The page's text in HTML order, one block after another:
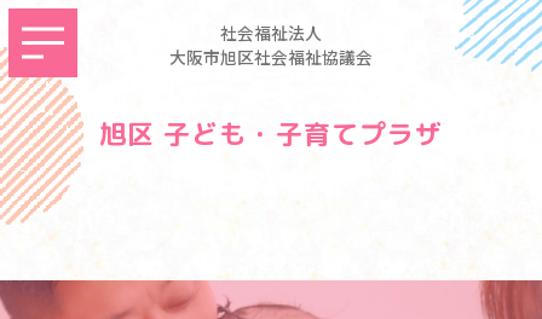
社会福祉法人
大阪市旭区社会福祉協議会
旭区 子ども・子育てプラザ